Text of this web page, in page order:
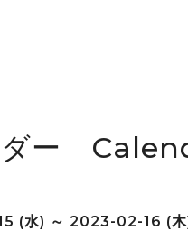
ダー
(水) ～ 2023-02-16 (木